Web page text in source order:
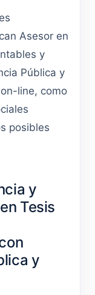
Asesor en
y
Pública y
line, como
posibles
y
Tesis
y